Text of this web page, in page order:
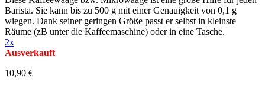
Barista. Sie kann bis zu 500 g mit einer Genauigkeit von 0,1 g
wiegen. Dank seiner geringen Größe passt er selbst in kleinste
Räume (zB unter die Kaffeemaschine) oder in eine Tasche.
2x
Ausverkauft
10,90 €